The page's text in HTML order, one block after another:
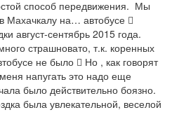
Махачкалу на… автобусе 
август-сентябрь 2015 года.
страшновато, т.к. коренных
не было  Но , как говорят
напугать это надо еще
было действительно боязно.
была увлекательной, веселой